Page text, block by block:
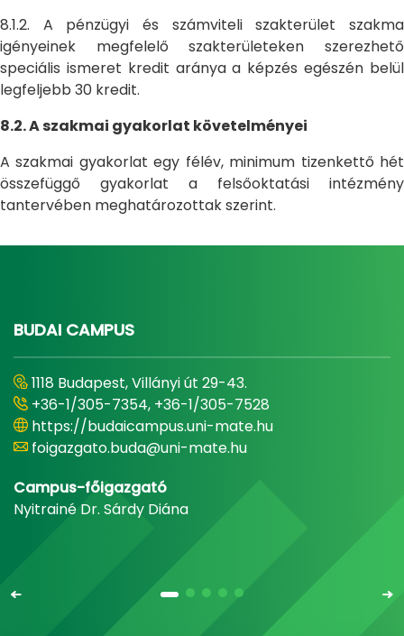
8.1.2. A pénzügyi és számviteli szakterület szakma
igényeinek megfelelő szakterületeken szerezhető
speciális ismeret kredit aránya a képzés egészén belül
legfeljebb 30 kredit.
8.2. A szakmai gyakorlat követelményei
A szakmai gyakorlat egy félév, minimum tizenkettő hét
összefüggő gyakorlat a felsőoktatási intézmény
tantervében meghatározottak szerint.
BUDAI CAMPUS
1118 Budapest, Villányi út 29-43.
+36-1/305-7354, +36-1/305-7528
https://budaicampus.uni-mate.hu
foigazgato.buda@uni-mate.hu
Campus-főigazgató
Nyitrainé Dr. Sárdy Diána